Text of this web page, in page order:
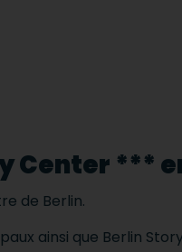
Center ***
de Berlin.
ainsi que Berlin